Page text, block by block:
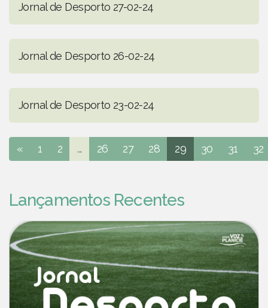
Jornal de Desporto 27-02-24
Jornal de Desporto 26-02-24
Jornal de Desporto 23-02-24
« 1 2 ... 26 27 28 29 30 31 32
Lançamentos Recentes